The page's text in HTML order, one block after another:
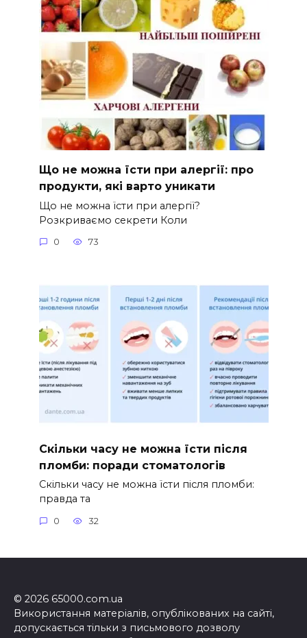
Що не можна їсти при алергії: про
продукти, які варто уникати
Що не можна їсти при алергії?
Розкриваємо секрети Коли
0 73
Скільки часу не можна їсти після
пломби: поради стоматологів
Скільки часу не можна їсти після пломби:
правда та
0 32
© 2026 65000.com.ua
Використання матеріалів, опублікованих на сайті,
допускається тільки з письмового дозволу